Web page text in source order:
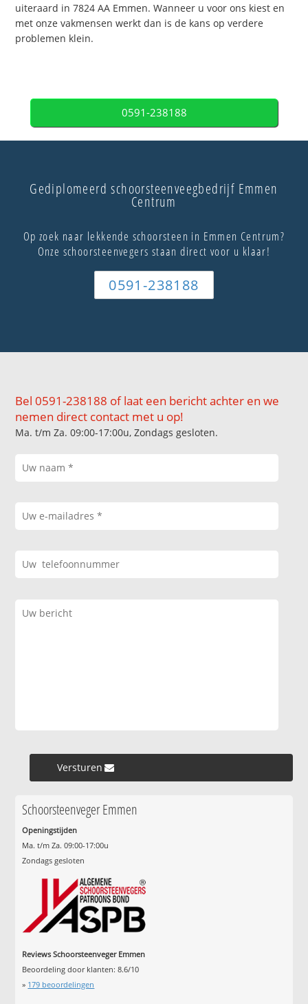
uiteraard in 7824 AA Emmen. Wanneer u voor ons kiest en
met onze vakmensen werkt dan is de kans op verdere
problemen klein.
0591-238188
Gediplomeerd schoorsteenveegbedrijf Emmen
Centrum
Op zoek naar lekkende schoorsteen in Emmen Centrum?
Onze schoorsteenvegers staan direct voor u klaar!
0591-238188
Bel 0591-238188 of laat een bericht achter en we
nemen direct contact met u op!
Ma. t/m Za. 09:00-17:00u, Zondags gesloten.
Versturen »
Schoorsteenveger Emmen
Openingstijden
Ma. t/m Za. 09:00-17:00u
Zondags gesloten
Reviews Schoorsteenveger Emmen
Beoordeling door klanten:8.6/10
» 179 beoordelingen